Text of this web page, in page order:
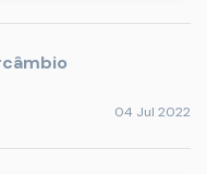
04 Jul 2022